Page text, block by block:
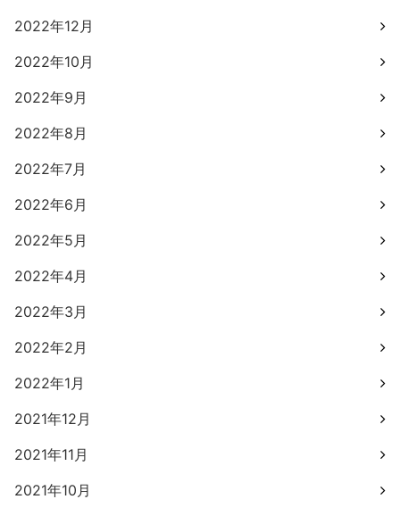
2022年12月
2022年10月
2022年9月
2022年8月
2022年7月
2022年6月
2022年5月
2022年4月
2022年3月
2022年2月
2022年1月
2021年12月
2021年11月
2021年10月